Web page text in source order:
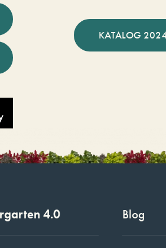
KATALOG
4.0 Blog